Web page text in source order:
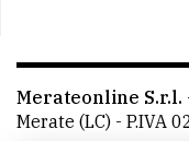
Merateonline S.r.l.
Merate (LC) - P.IVA